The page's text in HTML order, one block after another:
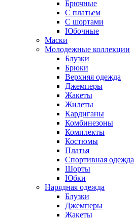
Брючные
С платьем
С шортами
Юбочные
Маски
Молодежные коллекции
Блузки
Брюки
Верхняя одежда
Джемперы
Жакеты
Жилеты
Кардиганы
Комбинезоны
Комплекты
Костюмы
Платья
Спортивная одежда
Шорты
Юбки
Нарядная одежда
Блузки
Джемперы
Жакеты